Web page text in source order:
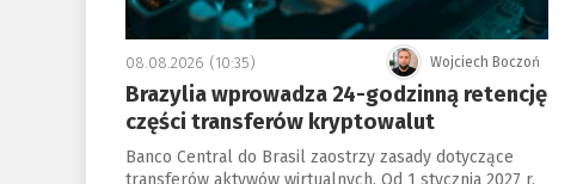
Wojciech Boczoń
08.08.2026 (10:35)
Brazylia wprowadza 24-godzinną retencję
części transferów kryptowalut
Banco Central do Brasil zaostrzy zasady dotyczące
transferów aktywów wirtualnych. Od 1 stycznia 2027 r.